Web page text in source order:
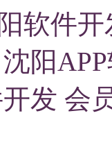
软件开
沈阳
发 会